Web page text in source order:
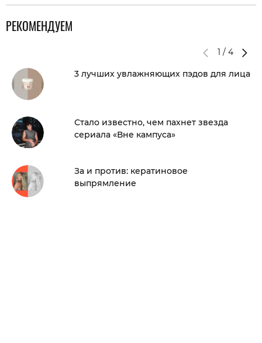
РЕКОМЕНДУЕМ
1 / 4
3 лучших увлажняющих пэдов для лица
Стало известно, чем пахнет звезда
сериала «Вне кампуса»
За и против: кератиновое
выпрямление